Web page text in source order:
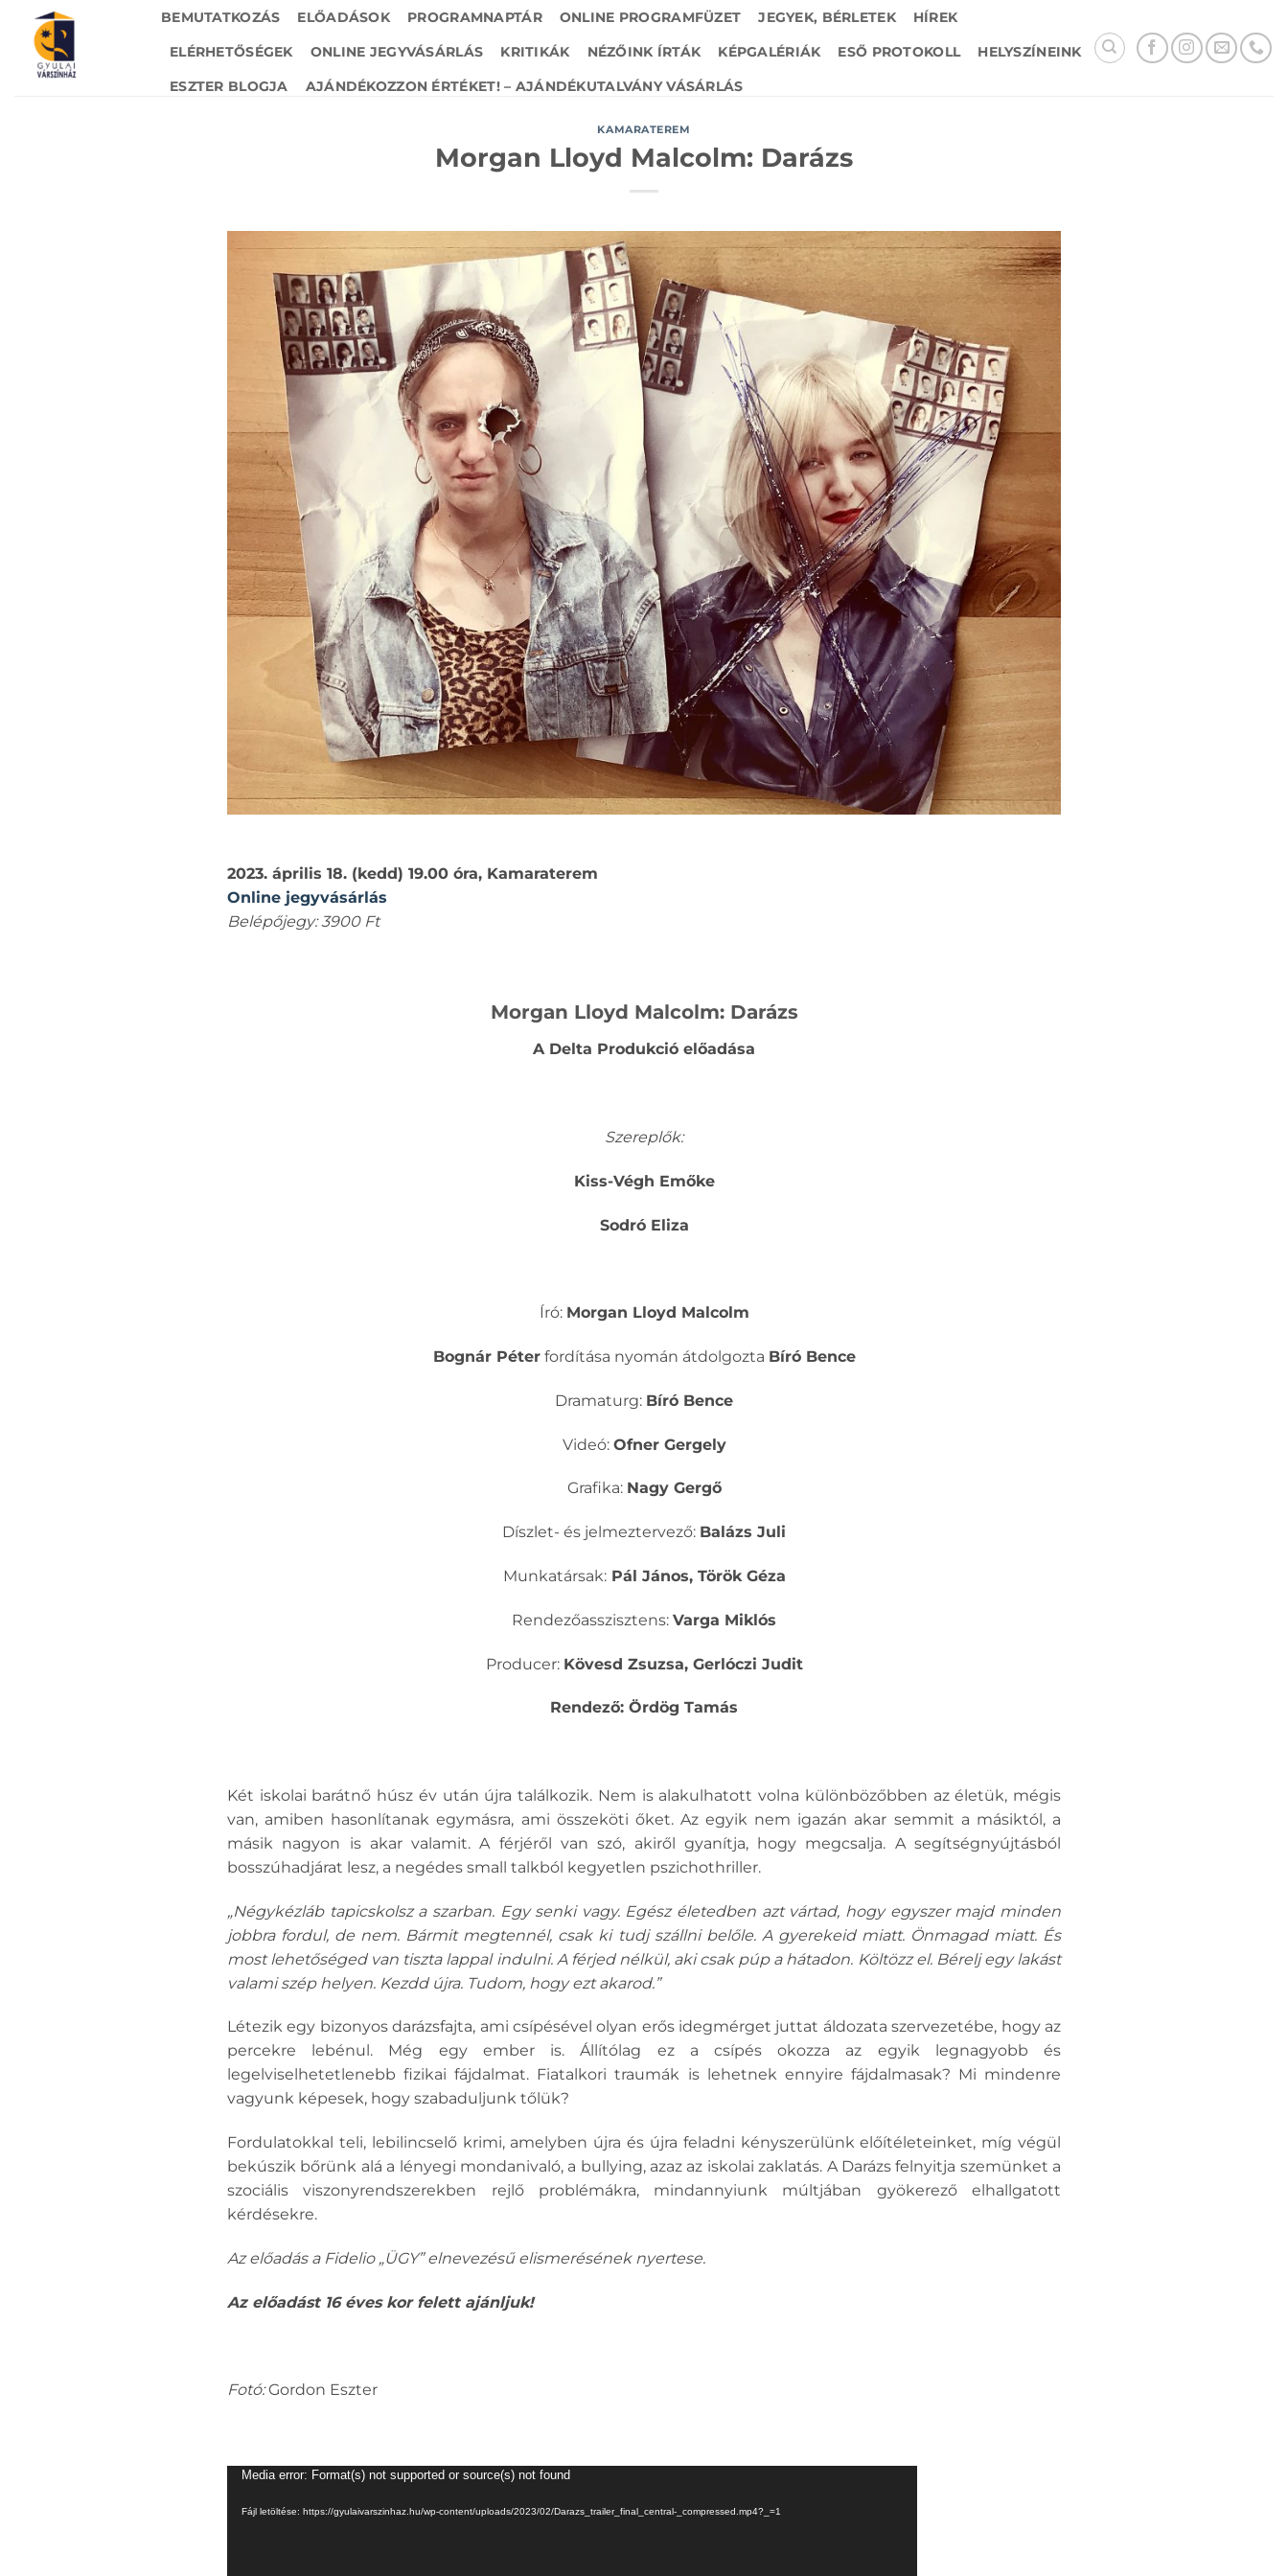
content
BEMUTATKOZÁS ELŐADÁSOK PROGRAMNAPTÁR ONLINE PROGRAMFÜZET JEGYEK, BÉRLETEK
HÍREK
ELÉRHETŐSÉGEK
ONLINE JEGYVÁSÁRLÁS KRITIKÁK NÉZŐINK ÍRTÁK KÉPGALÉRIÁK ESŐ PROTOKOLL
HELYSZÍNEINK
ESZTER BLOGJA
AJÁNDÉKOZZON ÉRTÉKET! – AJÁNDÉKUTALVÁNY VÁSÁRLÁS
KAMARATEREM
Morgan Lloyd Malcolm: Darázs
2023. április 18. (kedd) 19.00 óra, Kamaraterem
Online jegyvásárlás
Belépőjegy: 3900 Ft
Morgan Lloyd Malcolm: Darázs
A Delta Produkció előadása
Szereplők:
Kiss-Végh Emőke
Sodró Eliza
Író: Morgan Lloyd Malcolm
Bognár Péterfordítása nyomán átdolgozta Bíró Bence
Dramaturg: Bíró Bence
Videó: Ofner Gergely
Grafika: Nagy Gergő
Díszlet- és jelmeztervező: Balázs Juli
Munkatársak:Pál János, Török Géza
Rendezőasszisztens: Varga Miklós
Producer: Kövesd Zsuzsa, Gerlóczi Judit
Rendező: Ördög Tamás
Két iskolai barátnő húsz év után újra találkozik. Nem is alakulhatott volna különbözőbben az életük, mégis
van, amiben hasonlítanak egymásra, ami összeköti őket. Az egyik nem igazán akar semmit a másiktól, a
másik nagyon is akar valamit. A férjéről van szó, akiről gyanítja, hogy megcsalja. A segítségnyújtásból
bosszúhadjárat lesz, a negédes small talkból kegyetlen pszichothriller.
„Négykézláb tapicskolsz a szarban. Egy senki vagy. Egész életedben azt vártad, hogy egyszer majd minden
jobbra fordul, de nem. Bármit megtennél, csak ki tudj szállni belőle. A gyerekeid miatt. Önmagad miatt. És
most lehetőséged van tiszta lappal indulni. A férjed nélkül, aki csak púp a hátadon. Költözz el. Bérelj egy lakást
valami szép helyen. Kezdd újra. Tudom, hogy ezt akarod.”
Létezik egy bizonyos darázsfajta, ami csípésével olyan erős idegmérget juttat áldozata szervezetébe, hogy az
percekre lebénul. Még egy ember is. Állítólag ez a csípés okozza az egyik legnagyobb és
legelviselhetetlenebb fizikai fájdalmat. Fiatalkori traumák is lehetnek ennyire fájdalmasak? Mi mindenre
vagyunk képesek, hogy szabaduljunk tőlük?
Fordulatokkal teli, lebilincselő krimi, amelyben újra és újra feladni kényszerülünk előítéleteinket, míg végül
bekúszik bőrünk alá a lényegi mondanivaló, a bullying, azaz az iskolai zaklatás. A Darázs felnyitja szemünket a
szociális viszonyrendszerekben rejlő problémákra, mindannyiunk múltjában gyökerező elhallgatott
kérdésekre.
Az előadás a Fidelio „ÜGY” elnevezésű elismerésének nyertese.
Az előadást 16 éves kor felett ajánljuk!
Fotó:Gordon Eszter
Videólejátszó
Media error: Format(s) not supported or source(s) not found
Fájl letöltése: https://gyulaivarszinhaz.hu/wp-content/uploads/2023/02/Darazs_trailer_final_central-_compressed.mp4?_=1